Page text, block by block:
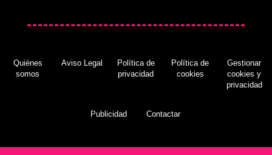
Quiénes
somos
Aviso Legal
Política de
privacidad
Política de
cookies
Gestionar
cookies y
privacidad
Publicidad Contactar